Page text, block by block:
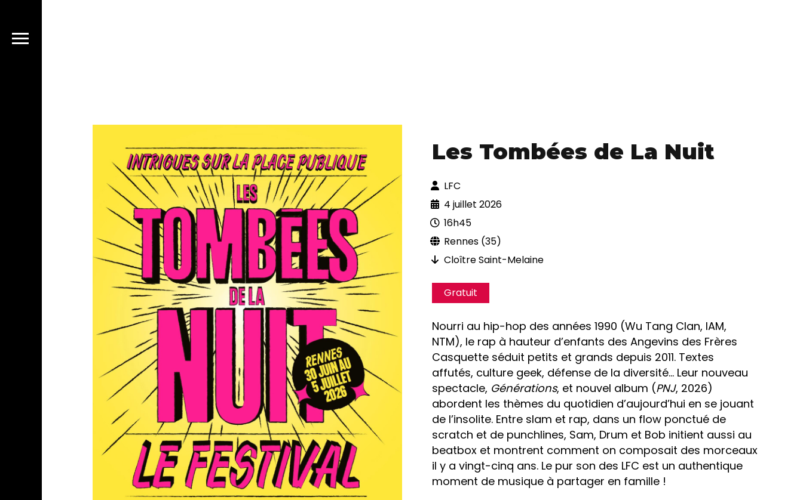
Les Tombées de La Nuit
LFC
4 juillet 2026
16h45
Rennes (35)
Cloître Saint-Melaine
Gratuit
Nourri au hip-hop des années 1990 (Wu Tang Clan, IAM,
NTM), le rap à hauteur d’enfants des Angevins des Frères
Casquette séduit petits et grands depuis 2011. Textes
affutés, culture geek, défense de la diversité… Leur nouveau
spectacle, Générations, et nouvel album (PNJ, 2026)
abordent les thèmes du quotidien d’aujourd’hui en se jouant
de l’insolite. Entre slam et rap, dans un flow ponctué de
scratch et de punchlines, Sam, Drum et Bob initient aussi au
beatbox et montrent comment on composait des morceaux
il y a vingt-cinq ans. Le pur son des LFC est un authentique
moment de musique à partager en famille !